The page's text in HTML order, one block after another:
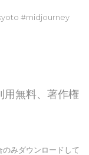
midjourney
用無料、著作権
みダウンロードして